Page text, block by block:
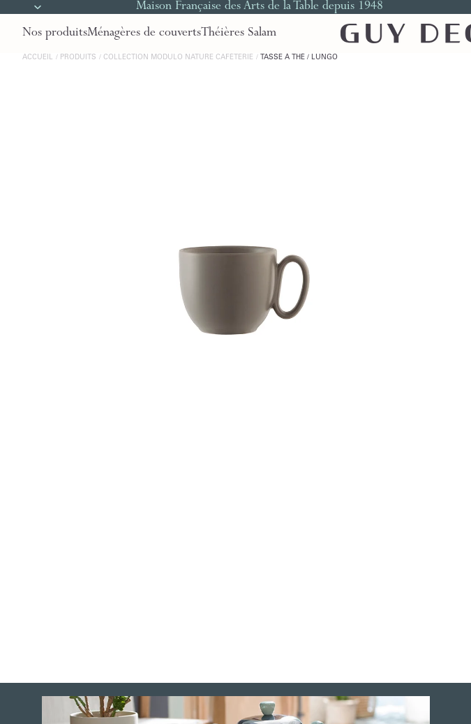
Maison Française des Arts de la Table depuis 1948
Nos produitsMénagères de couvertsThéières Salam
ACCUEIL PRODUITS COLLECTION MODULO NATURE CAFÉTERIE TASSE À THÉ / LUNGO